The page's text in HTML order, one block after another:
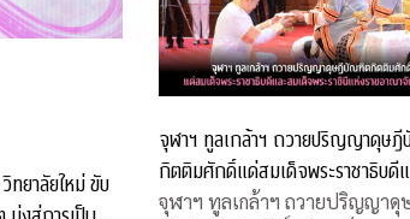
ทยาลัยใหม่ ขับ
จุฬาฯ ทูลเกล้าฯ ถวายปริญญาดุษ
กิตติมศักดิ์แด่สมเด็จพระราชาธิบดี
สมเด็จพระราชินีแห่งราชอาณาจักร
จุฬาฯ ทูลเกล้าฯ ถวายปริญญาดุ